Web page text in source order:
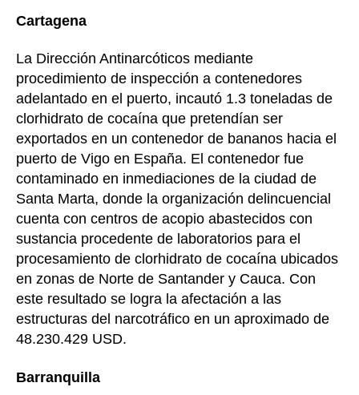
Cartagena
La Dirección Antinarcóticos mediante
procedimiento de inspección a contenedores
adelantado en el puerto, incautó 1.3 toneladas de
clorhidrato de cocaína que pretendían ser
exportados en un contenedor de bananos hacia el
puerto de Vigo en España. El contenedor fue
contaminado en inmediaciones de la ciudad de
Santa Marta, donde la organización delincuencial
cuenta con centros de acopio abastecidos con
sustancia procedente de laboratorios para el
procesamiento de clorhidrato de cocaína ubicados
en zonas de Norte de Santander y Cauca. Con
este resultado se logra la afectación a las
estructuras del narcotráfico en un aproximado de
48.230.429 USD.
Barranquilla